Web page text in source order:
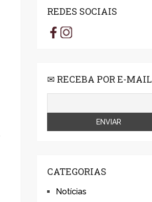
REDES SOCIAIS
✉ RECEBA POR E-MAIL
CATEGORIAS
Notícias